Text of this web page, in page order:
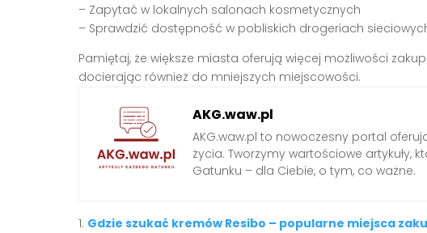
– Zapytać w lokalnych salonach kosmetycznych
– Sprawdzić dostępność w pobliskich drogeriach
Pamiętaj, że większe miasta oferują więcej możliwości
docierając również do mniejszych miejscowości.
AKG.waw.pl
AKG.waw.pl to nowoczesny portal
życia. Tworzymy wartościowe artykuły,
Gatunku – dla Ciebie, o tym, co ważne.
Gdzie szukać kremów Resibo – popularne miejsca